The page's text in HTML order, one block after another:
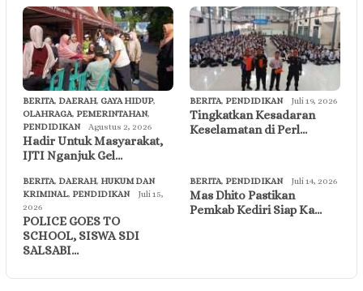
BERITA, DAERAH, GAYA HIDUP,
OLAHRAGA, PEMERINTAHAN,
PENDIDIKAN
Agustus 2, 2026
Hadir Untuk Masyarakat,
IJTI Nganjuk Gel…
BERITA, PENDIDIKAN Juli 19, 2026
Tingkatkan Kesadaran
Keselamatan di Perl…
BERITA, DAERAH, HUKUM DAN
KRIMINAL, PENDIDIKAN
Juli 15,
2026
POLICE GOES TO
SCHOOL, SISWA SDI
SALSABI…
BERITA, PENDIDIKAN Juli 14, 2026
Mas Dhito Pastikan
Pemkab Kediri Siap Ka…